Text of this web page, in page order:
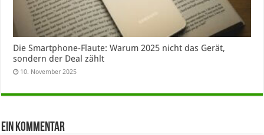
Die Smartphone-Flaute: Warum 2025 nicht das Gerät,
sondern der Deal zählt
10. November 2025
Ein Kommentar